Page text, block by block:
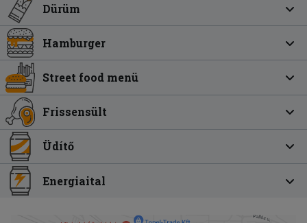
Dürüm
Hamburger
Street food menü
Frissensült
Üdítő
Energiaital